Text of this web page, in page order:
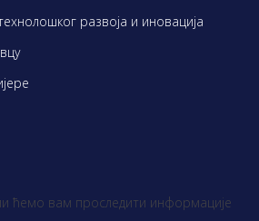
развоја и иновација
ћемо вам проследити информације